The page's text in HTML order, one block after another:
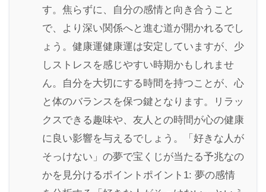
す。焦らずに、自分の感情と向き合うこと
で、より深い関係へと進む道が開かれるでし
ょう。健康運健康運は安定していますが、少
しストレスを感じやすい時期かもしれませ
ん。自分を大切にする時間を持つことが、心
と体のバランスを保つ鍵となります。リラッ
クスできる趣味や、友人との時間が心の健康
に良い影響を与えるでしょう。「好きな人が
そっけない」の夢で宝くじが当たる予兆なの
かを見分けるポイントポイント1: 夢の感情